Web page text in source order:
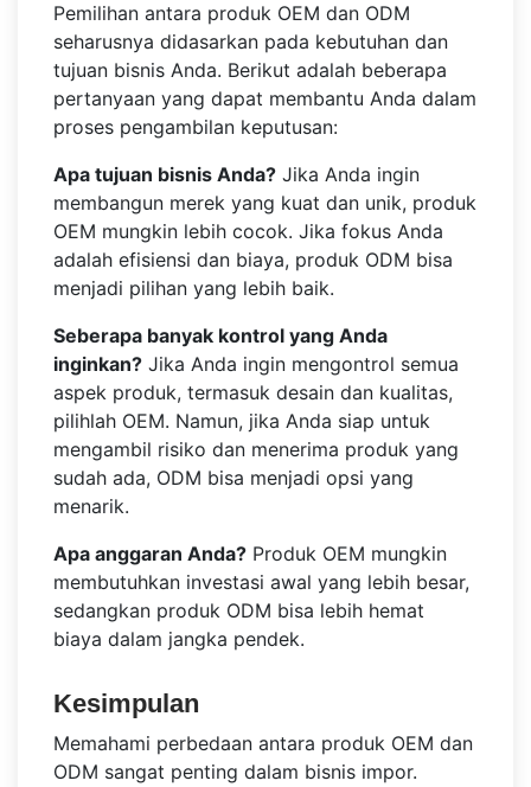
Pemilihan antara produk OEM dan ODM
seharusnya didasarkan pada kebutuhan dan
tujuan bisnis Anda. Berikut adalah beberapa
pertanyaan yang dapat membantu Anda dalam
proses pengambilan keputusan:
Apa tujuan bisnis Anda? Jika Anda ingin
membangun merek yang kuat dan unik, produk
OEM mungkin lebih cocok. Jika fokus Anda
adalah efisiensi dan biaya, produk ODM bisa
menjadi pilihan yang lebih baik.
Seberapa banyak kontrol yang Anda
inginkan? Jika Anda ingin mengontrol semua
aspek produk, termasuk desain dan kualitas,
pilihlah OEM. Namun, jika Anda siap untuk
mengambil risiko dan menerima produk yang
sudah ada, ODM bisa menjadi opsi yang
menarik.
Apa anggaran Anda? Produk OEM mungkin
membutuhkan investasi awal yang lebih besar,
sedangkan produk ODM bisa lebih hemat
biaya dalam jangka pendek.
Kesimpulan
Memahami perbedaan antara produk OEM dan
ODM sangat penting dalam bisnis impor.